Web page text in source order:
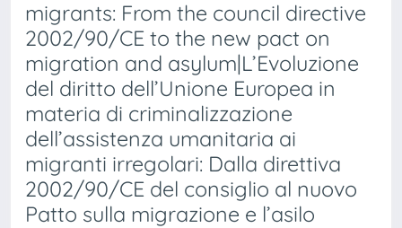
migrants: From the council directive
2002/90/CE to the new pact on
migration and asylum|L’Evoluzione
del diritto dell’Unione Europea in
materia di criminalizzazione
dell’assistenza umanitaria ai
migranti irregolari: Dalla direttiva
2002/90/CE del consiglio al nuovo
Patto sulla migrazione e l’asilo